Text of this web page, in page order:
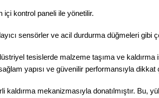
kontrol paneli ile yönetilir.
sensörler ve acil durdurma düğmeleri gibi
tesislerde malzeme taşıma ve
yapısı ve güvenilir performansıyla dikkat
mekanizmasıyla donatılmıştır. Bu,